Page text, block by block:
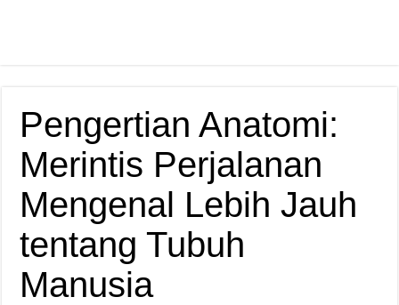
Pengertian Anatomi:
Merintis Perjalanan
Mengenal Lebih Jauh
tentang Tubuh
Manusia